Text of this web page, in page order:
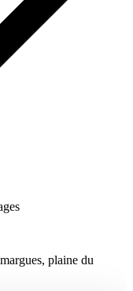
plaine du